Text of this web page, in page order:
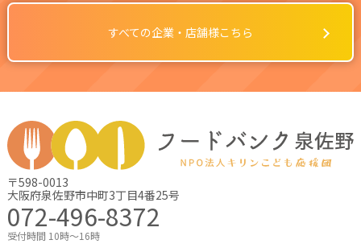
すべての企業・店舗様こちら
〒598-0013
大阪府泉佐野市中町3丁目4番25号
072-496-8372
受付時間 10時～16時